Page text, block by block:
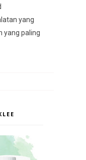
yang
yang paling